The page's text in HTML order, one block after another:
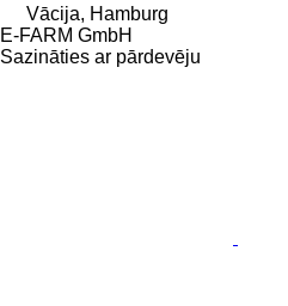
Vācija, Hamburg
E-FARM GmbH
Sazināties ar pārdevēju